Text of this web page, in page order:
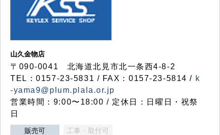
山久金物店
〒090-0041 北海道北見市北一条西4-8-2
TEL：0157-23-5831 / FAX：0157-23-5814 / k
-yama9@plum.plala.or.jp
営業時間：9:00〜18:00 / 定休日：日曜日・祝祭
日
販売可 工事・取付可